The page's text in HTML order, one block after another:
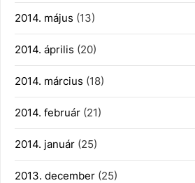
2014. május (13)
2014. április (20)
2014. március (18)
2014. február (21)
2014. január (25)
2013. december (25)